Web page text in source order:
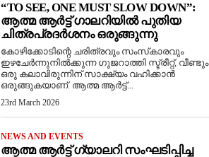
“TO SEE, ONE MUST SLOW DOWN”:
ആത്മ ആർട്ട് ഗാലറിയിൽ പുതിയ
ചിത്രപ്രദർശനം ഒരുങ്ങുന്നു
കോഴിക്കോടിന്റെ ചരിത്രവും സംസ്‌കാരവും
ഇഴചേർന്നുനിൽക്കുന്ന ഗുജറാത്തി സ്ട്രീറ്റ്, വീണ്ടും
ഒരു കലാവിരുന്നിന് സാക്ഷ്യം വഹിക്കാൻ
ഒരുങ്ങുകയാണ്. ആത്മ ആർട്ട്...
23rd March 2026
NEWS AND EVENTS
ആത്മ ആർട്ട് ഗ്യാലറി സംഘടിപ്പിച്ച